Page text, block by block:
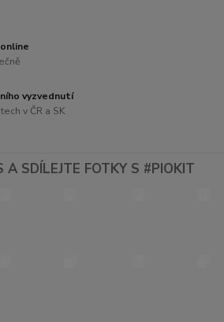
vyzvednutí
v ČR a SK
A SDÍLEJTE FOTKY S #PIOKIT